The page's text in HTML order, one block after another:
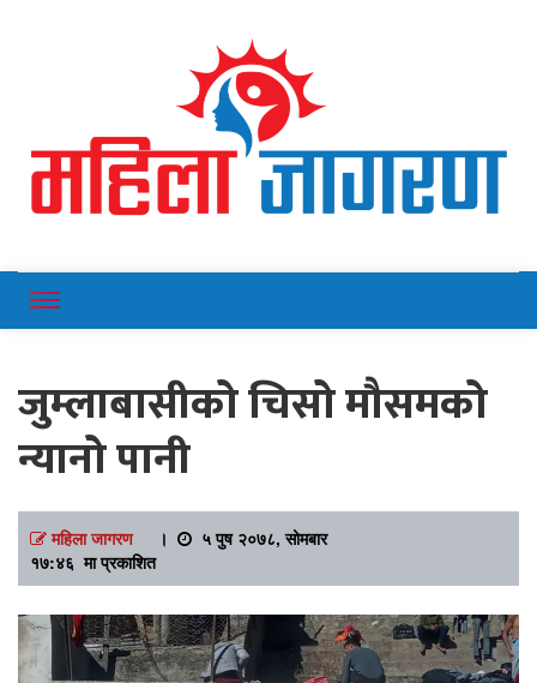
Mahilajagaran
जुम्लाबासीको चिसो मौसमको
न्यानो पानी
महिला जागरण।
५ पुष २०७८, सोमबार
१७:४६ मा प्रकाशित